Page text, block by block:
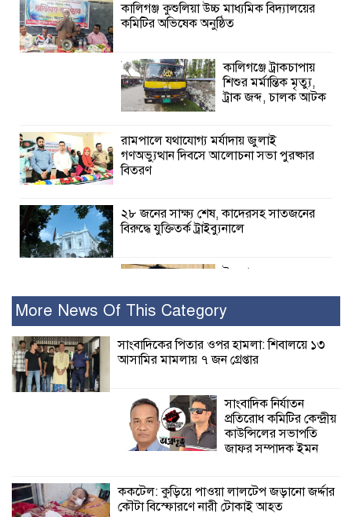
কালিগঞ্জ কুশুলিয়া উচ্চ মাধ্যমিক বিদ্যালয়ের
কমিটির অভিষেক অনুষ্ঠিত
কালিগঞ্জে ট্রাকচাপায়
শিশুর মর্মান্তিক মৃত্যু,
ট্রাক জব্দ, চালক আটক
রামপালে যথাযোগ্য মর্যাদায় জুলাই
গণঅভ্যুত্থান দিবসে আলোচনা সভা পুরষ্কার
বিতরণ
২৮ জনের সাক্ষ্য শেষ, কাদেরসহ সাতজনের
বিরুদ্ধে যুক্তিতর্ক ট্রাইব্যুনালে
ইসলামের সবচেয়ে
নুর
পাঁচ মাসে সরকারের দোষ দিচ্ছেন, আপনারা
কালিগঞ্জে নিখোঁজ জেলের মরদেহ অবশেষে
মিলল ইছামতী নদীতে
শ্রীউলা ইউনিয়ন
বিএনপির ২নং ওয়ার্ডের
More News Of This Category
সাংবাদিকের পিতার ওপর হামলা: শিবালয়ে ১৩
আসামির মামলায় ৭ জন গ্রেপ্তার
সাংবাদিক নির্যাতন
প্রতিরোধ কমিটির কেন্দ্রীয়
কাউন্সিলের সভাপতি
জাফর সম্পাদক ইমন
ককটেল: কুড়িয়ে পাওয়া লালটেপ জড়ানো জর্দ্দার
কৌটা বিস্ফোরণে নারী টোকাই আহত